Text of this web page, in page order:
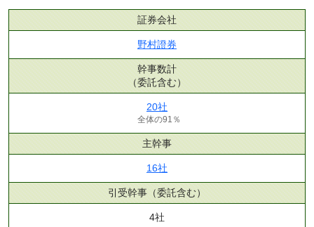
証券会社
野村證券
幹事数計
（委託含む）
20社
全体の91％
主幹事
16社
引受幹事 （委託含む）
4社